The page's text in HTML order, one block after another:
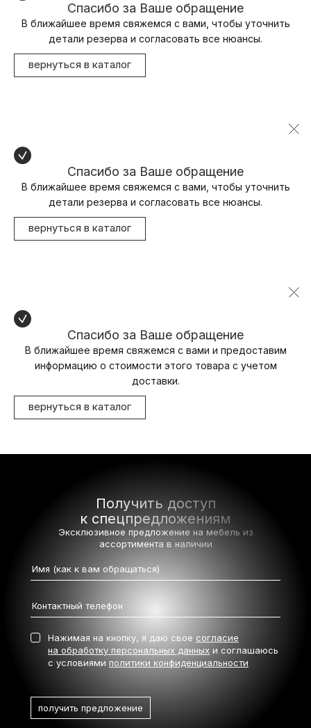
Спасибо за Ваше обращение
В ближайшее время свяжемся с вами, чтобы уточнить
детали резерва и согласовать все нюансы.
вернуться в каталог
Спасибо за Ваше обращение
В ближайшее время свяжемся с вами, чтобы уточнить
детали резерва и согласовать все нюансы.
вернуться в каталог
Спасибо за Ваше обращение
В ближайшее время свяжемся с вами и предоставим
информацию о стоимости этого товара с учетом
доставки.
вернуться в каталог
Получить доступ
к спецпредложениям
Эксклюзивное предложение на мебель из
ассортимента в наличии
Нажимая на кнопку, я даю свое согласие
на обработку персональных данных и соглашаюсь
с условиями политики конфиденциальности